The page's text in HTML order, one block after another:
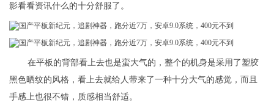
影看看资讯什么的十分舒服了。
在平板的背部看上去也是蛮大气的，整个的机身是采用了塑胶
黑色晒纹的风格，看上去就给人带来了一种十分大气的感觉，而且
手感上也很不错，质感相当舒适。